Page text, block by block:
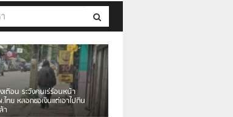
เดือนร้อน! ชาวเชียงรายบ่นรถ
Isuzu สีขาวซิ่งบายพาสเสียงดัง
สร้างความรำคาญ